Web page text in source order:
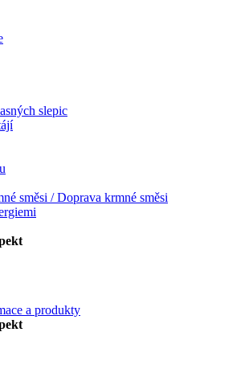
slepic
směsi / Doprava krmné směsi
a produkty